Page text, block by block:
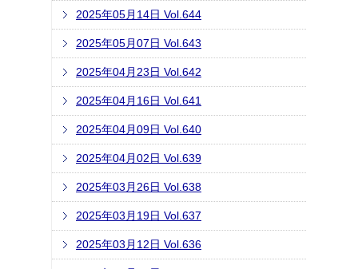
2025年05月14日 Vol.644
2025年05月07日 Vol.643
2025年04月23日 Vol.642
2025年04月16日 Vol.641
2025年04月09日 Vol.640
2025年04月02日 Vol.639
2025年03月26日 Vol.638
2025年03月19日 Vol.637
2025年03月12日 Vol.636